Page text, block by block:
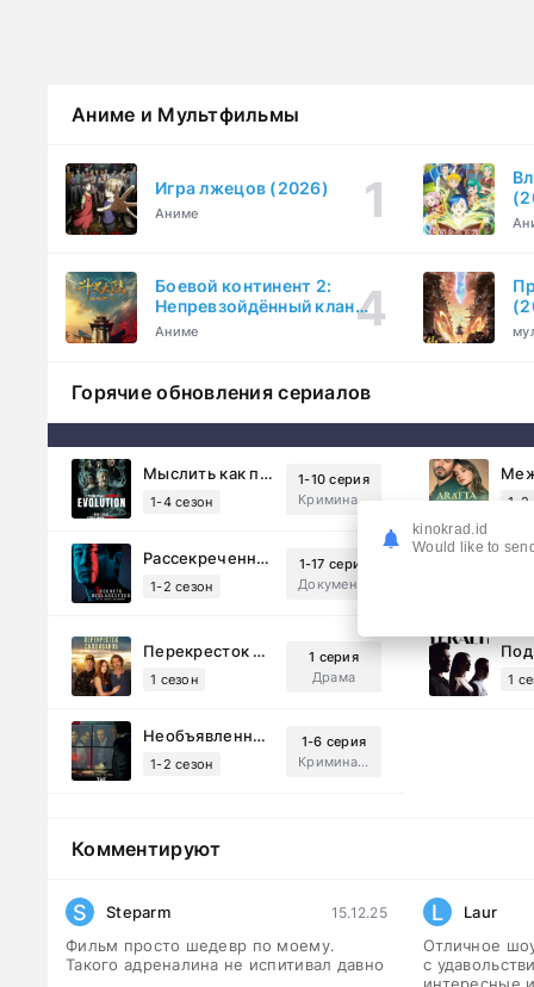
Аниме и Мультфильмы
Игра лжецов (2026)
Аниме
Боевой континент 2:
Непревзойдённый клан
Тан (2023)
Аниме
Горячие обновления сериалов
Мыслить как преступник: Эволюция (2022)
1-4 сезон
1-10 серия
Криминал, Детектив, Триллер, Драма
1-2
Рассекреченные тайны с Дэвидом Духовны (2025)
1-2 сезон
1-17 серия
Документальный, Исторический, Sci-Fi
Перекресток Салливанов (2023)
1 сезон
1 серия
Драма
1
Необъявленная война (2022)
1-2 сезон
1-6 серия
Криминал, Триллер, Драма
Комментируют
S Steparm 15.12.25
Фильм просто шедевр по моему.
Такого адреналина не испитивал давно
L
Laur
Отличное
с
kinokrad.id
Would like to